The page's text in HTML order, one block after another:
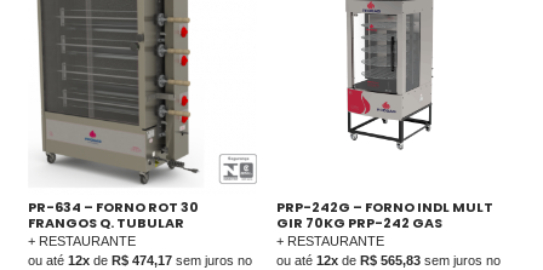
PR-634 – FORNO ROT 30
FRANGOS Q. TUBULAR
+ RESTAURANTE
ou até 12x de R$ 474,17 sem juros no
PRP-242G – FORNO INDL MULT
GIR 70KG PRP-242 GAS
+ RESTAURANTE
ou até 12xde R$ 565,83sem juros no